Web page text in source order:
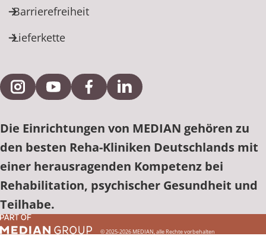
Barrierefreiheit
Lieferkette
Externe Verlinkung zu Instagram
Externe Verlinkung zu YouTube
Externe Verlinkung zu Facebook
Externe Verlinkung zu
Die Einrichtungen von MEDIAN gehören zu
den besten Reha-Kliniken Deutschlands mit
einer herausragenden Kompetenz bei
Rehabilitation, psychischer Gesundheit und
Teilhabe.
© 2025-2026 MEDIAN, alle Rechte vorbehalten